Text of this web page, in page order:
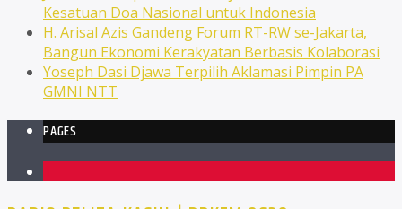
Kesatuan Doa Nasional untuk Indonesia
H. Arisal Azis Gandeng Forum RT-RW se-Jakarta,
Bangun Ekonomi Kerakyatan Berbasis Kolaborasi
Yoseph Dasi Djawa Terpilih Aklamasi Pimpin PA
GMNI NTT
PAGES